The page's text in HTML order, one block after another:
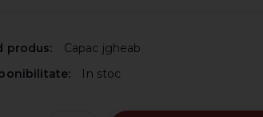
produs:
Capac jgheab
In stoc